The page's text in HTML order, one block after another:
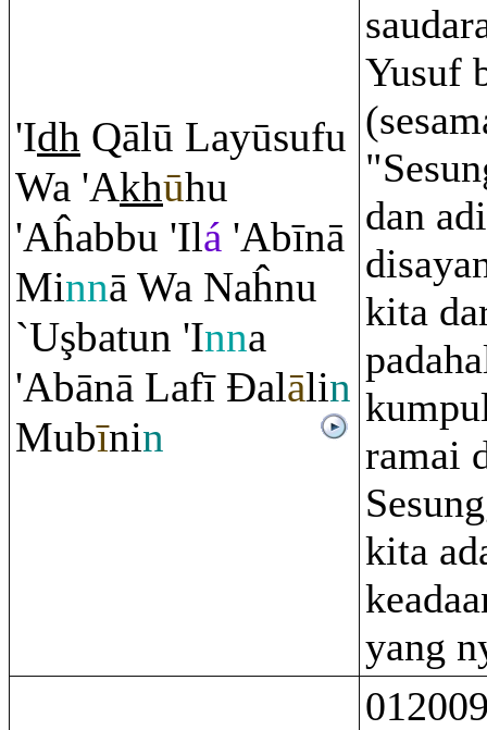
'Idh Qālū Layūsufu
Wa 'Akhūhu
'Aĥabbu 'Ilá 'Abīnā
Minnā Wa Naĥnu
`Uşbatun 'Inna
'Abānā Lafī Đalālin
Mubīnin
Yusuf
dan
kita
ramai
kita
yang